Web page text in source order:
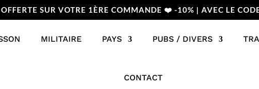
OFFERTE SUR VOTRE 1ÈRE COMMANDE ❤️ -10% | AVEC LE
MILITAIRE PAYS PUBS / DIVERS
CONTACT